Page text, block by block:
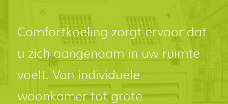
Comfortkoeling zorgt ervoor dat
u zich aangenaam in uw ruimte
voelt. Van individuele
woonkamer tot grote